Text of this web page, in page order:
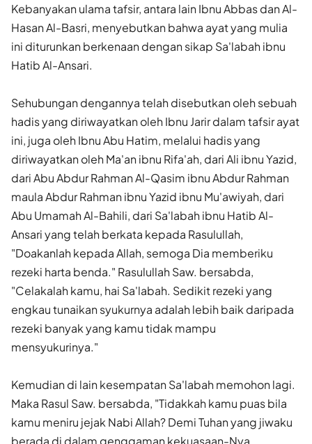
Kebanyakan ulama tafsir, antara lain Ibnu Abbas dan Al-
Hasan Al-Basri, menyebutkan bahwa ayat yang mulia
ini diturunkan berkenaan dengan sikap Sa'labah ibnu
Hatib Al-Ansari.
Sehubungan dengannya telah disebutkan oleh sebuah
hadis yang diriwayatkan oleh Ibnu Jarir dalam tafsir ayat
ini, juga oleh Ibnu Abu Hatim, melalui hadis yang
diriwayatkan oleh Ma'an ibnu Rifa'ah, dari Ali ibnu Yazid,
dari Abu Abdur Rahman Al-Qasim ibnu Abdur Rahman
maula Abdur Rahman ibnu Yazid ibnu Mu'awiyah, dari
Abu Umamah Al-Bahili, dari Sa'labah ibnu Hatib Al-
Ansari yang telah berkata kepada Rasulullah,
"Doakanlah kepada Allah, semoga Dia memberiku
rezeki harta benda." Rasulullah Saw. bersabda,
"Celakalah kamu, hai Sa'labah. Sedikit rezeki yang
engkau tunaikan syukurnya adalah lebih baik daripada
rezeki banyak yang kamu tidak mampu
mensyukurinya."
Kemudian di lain kesempatan Sa'labah memohon lagi.
Maka Rasul Saw. bersabda, "Tidakkah kamu puas bila
kamu meniru jejak Nabi Allah? Demi Tuhan yang jiwaku
berada di dalam genggaman kekuasaan-Nya,